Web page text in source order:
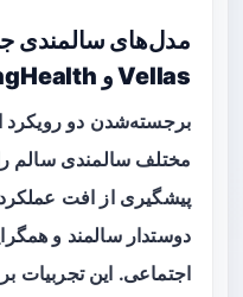
مدل‌های سالمندی
Vellas و SingHealth)
برجسته‌شدن دو رویکرد
مختلف سالمندی سالم
پیشگیری از افت
دوستدار سالمند و
اجتماعی. این تجربیات بر